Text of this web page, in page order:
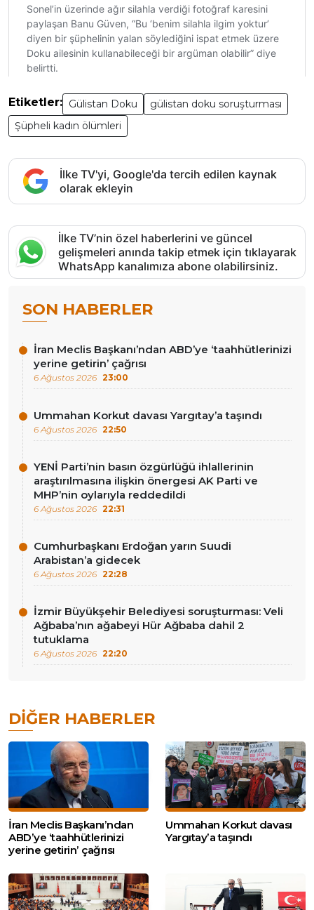
Etiketler: Gülistan Doku
gülistan doku soruşturması
Şüpheli kadın ölümleri
İlke TV'yi, Google'da tercih edilen kaynak
olarak ekleyin
İlke TV’nin özel haberlerini ve güncel
gelişmeleri anında takip etmek için tıklayarak
WhatsApp kanalımıza abone olabilirsiniz.
SON HABERLER
İran Meclis Başkanı’ndan ABD’ye ‘taahhütlerinizi
yerine getirin’ çağrısı
6 Ağustos 2026 23:00
Ummahan Korkut davası Yargıtay’a taşındı
6 Ağustos 2026 22:50
YENİ Parti’nin basın özgürlüğü ihlallerinin
araştırılmasına ilişkin önergesi AK Parti ve
MHP’nin oylarıyla reddedildi
6 Ağustos 2026 22:31
Cumhurbaşkanı Erdoğan yarın Suudi
Arabistan’a gidecek
6 Ağustos 2026 22:28
İzmir Büyükşehir Belediyesi soruşturması: Veli
Ağbaba’nın ağabeyi Hür Ağbaba dahil 2
tutuklama
6 Ağustos 2026 22:20
DIĞER HABERLER
İran Meclis Başkanı’ndan
ABD’ye ‘taahhütlerinizi
yerine getirin’ çağrısı
Ummahan Korkut davası
Yargıtay’a taşındı